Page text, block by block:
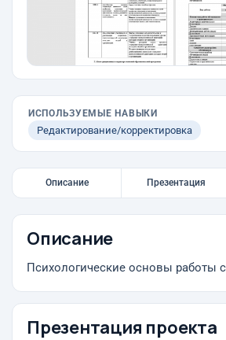
ИСПОЛЬЗУЕМЫЕ НАВЫКИ
Редактирование/корректировка
Описание Презентация
Описание
Психологические основы работы
Презентация проекта